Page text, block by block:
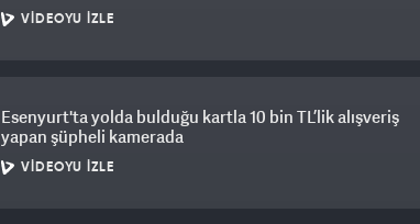
VIDEOYU İZLE
Esenyurt'ta yolda bulduğu kartla 10 bin TL’lik alışveriş
yapan şüpheli kamerada
VIDEOYU İZLE